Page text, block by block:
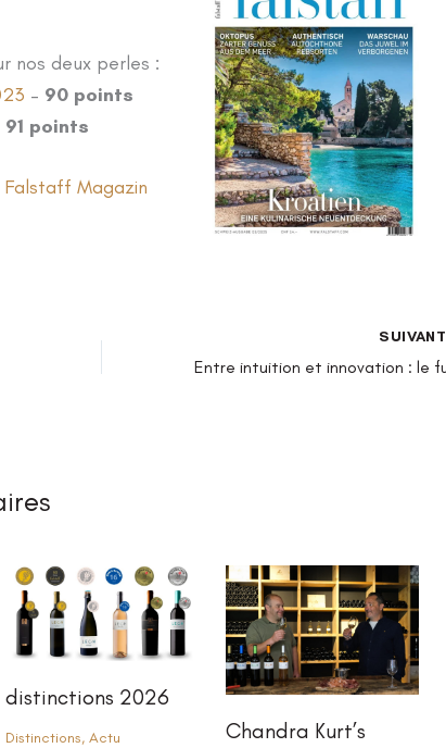
nos deux perles :
– 90 points
91 points
Falstaff Magazin
SUIVANT
distinctions 2026
Distinctions, Actu
Chandra Kurt’s